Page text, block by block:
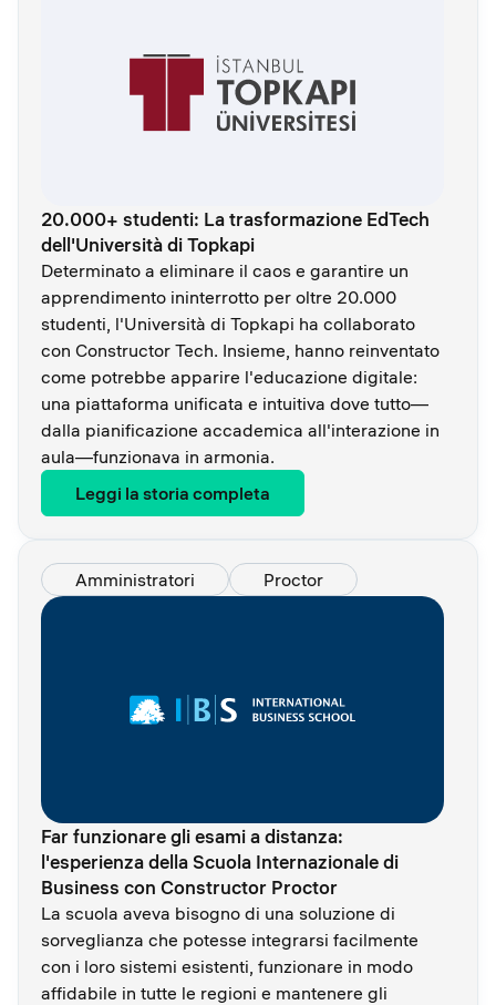
20.000+ studenti: La trasformazione EdTech
dell'Università di Topkapi
Determinato a eliminare il caos e garantire un
apprendimento ininterrotto per oltre 20.000
studenti, l'Università di Topkapi ha collaborato
con Constructor Tech. Insieme, hanno reinventato
come potrebbe apparire l'educazione digitale:
una piattaforma unificata e intuitiva dove tutto—
dalla pianificazione accademica all'interazione in
aula—funzionava in armonia.
Leggi la storia completa
Amministratori Proctor
Far funzionare gli esami a distanza:
l'esperienza della Scuola Internazionale di
Business con Constructor Proctor
La scuola aveva bisogno di una soluzione di
sorveglianza che potesse integrarsi facilmente
con i loro sistemi esistenti, funzionare in modo
affidabile in tutte le regioni e mantenere gli